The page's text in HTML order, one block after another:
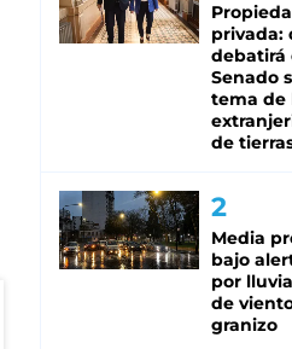
privada:
debatirá
Senado
tema de
de
Media
bajo
por
de
granizo